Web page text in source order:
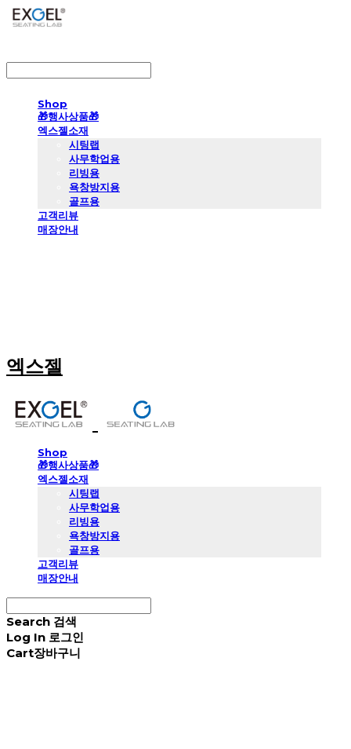
Shop
🎁행사상품🎁
엑스젤소재
시팅랩
사무학업용
리빙용
욕창방지용
골프용
고객리뷰
매장안내
엑스젤
Shop
🎁행사상품🎁
엑스젤소재
시팅랩
사무학업용
리빙용
욕창방지용
골프용
고객리뷰
매장안내
Search 검색
Log In 로그인
Cart장바구니